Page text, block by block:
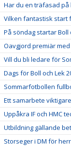
Har du en träfasad på
Vilken fantastisk start
På söndag startar Boll
Oavgjord premiär
Vill du bli ledare för
Dags för Boll och Lek
Sommarfotbollen
Ett samarbete
Uppåkra IF och HMC
Utbildning gällande
Storseger i DM för